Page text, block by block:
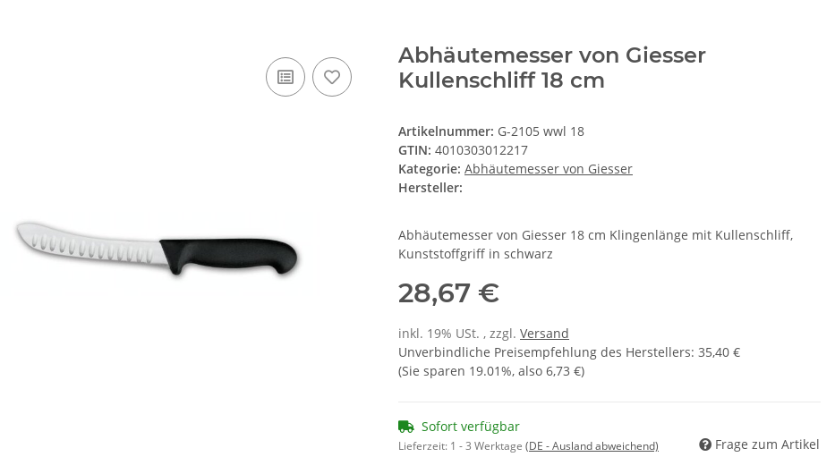
Abhäutemesser von Giesser
Kullenschliff 18 cm
Artikelnummer: G-2105 wwl 18
GTIN: 4010303012217
Kategorie: Abhäutemesser von Giesser
Hersteller:
Abhäutemesser von Giesser 18 cm Klingenlänge mit Kullenschliff,
Kunststoffgriff in schwarz
28,67 €
inkl. 19% USt. , zzgl. Versand
Unverbindliche Preisempfehlung des Herstellers: 35,40 €
(Sie sparen 19.01%, also 6,73 €)
Sofort verfügbar
Lieferzeit: 1 - 3 Werktage (DE - Ausland abweichend) Frage zum Artikel